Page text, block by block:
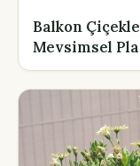
Balkon
Mevsimsel